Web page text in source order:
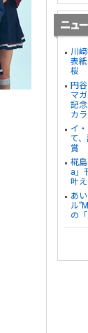
川
表
桜
円
マ
記
カ
イ
て
賞
椛
a」
叶
あ
ル
の